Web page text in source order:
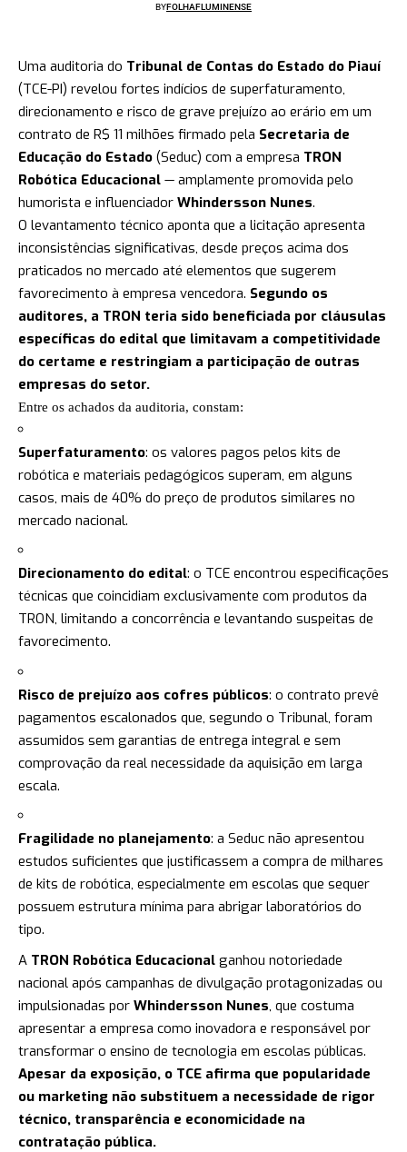
BYFOLHAFLUMINENSE
Uma auditoria do Tribunal de Contas do Estado do Piauí
(TCE-PI) revelou fortes indícios de superfaturamento,
direcionamento e risco de grave prejuízo ao erário em um
contrato de R$ 11 milhões firmado pela Secretaria de
Educação do Estado (Seduc) com a empresa TRON
Robótica Educacional — amplamente promovida pelo
humorista e influenciador Whindersson Nunes.
O levantamento técnico aponta que a licitação apresenta
inconsistências significativas, desde preços acima dos
praticados no mercado até elementos que sugerem
favorecimento à empresa vencedora. Segundo os
auditores, a TRON teria sido beneficiada por cláusulas
específicas do edital que limitavam a competitividade
do certame e restringiam a participação de outras
empresas do setor.
Entre os achados da auditoria, constam:
Superfaturamento: os valores pagos pelos kits de
robótica e materiais pedagógicos superam, em alguns
casos, mais de 40% do preço de produtos similares no
mercado nacional.
Direcionamento do edital: o TCE encontrou especificações
técnicas que coincidiam exclusivamente com produtos da
TRON, limitando a concorrência e levantando suspeitas de
favorecimento.
Risco de prejuízo aos cofres públicos: o contrato prevê
pagamentos escalonados que, segundo o Tribunal, foram
assumidos sem garantias de entrega integral e sem
comprovação da real necessidade da aquisição em larga
escala.
Fragilidade no planejamento: a Seduc não apresentou
estudos suficientes que justificassem a compra de milhares
de kits de robótica, especialmente em escolas que sequer
possuem estrutura mínima para abrigar laboratórios do
tipo.
A TRON Robótica Educacional ganhou notoriedade
nacional após campanhas de divulgação protagonizadas ou
impulsionadas por Whindersson Nunes, que costuma
apresentar a empresa como inovadora e responsável por
transformar o ensino de tecnologia em escolas públicas.
Apesar da exposição, o TCE afirma que popularidade
ou marketing não substituem a necessidade de rigor
técnico, transparência e economicidade na
contratação pública.